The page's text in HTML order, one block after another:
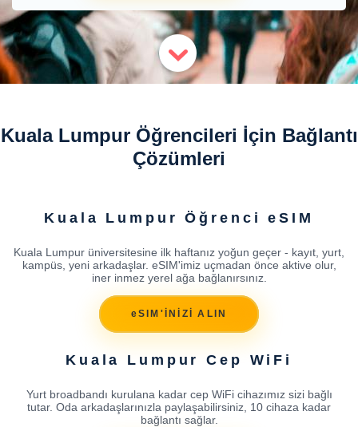
Kuala Lumpur Öğrencileri İçin Bağlantı
Çözümleri
Kuala Lumpur Öğrenci eSIM
Kuala Lumpur üniversitesine ilk haftanız yoğun geçer - kayıt, yurt,
kampüs, yeni arkadaşlar. eSIM'imiz uçmadan önce aktive olur,
iner inmez yerel ağa bağlanırsınız.
eSIM'İNİZİ ALIN
Kuala Lumpur Cep WiFi
Yurt broadbandı kurulana kadar cep WiFi cihazımız sizi bağlı
tutar. Oda arkadaşlarınızla paylaşabilirsiniz, 10 cihaza kadar
bağlantı sağlar.